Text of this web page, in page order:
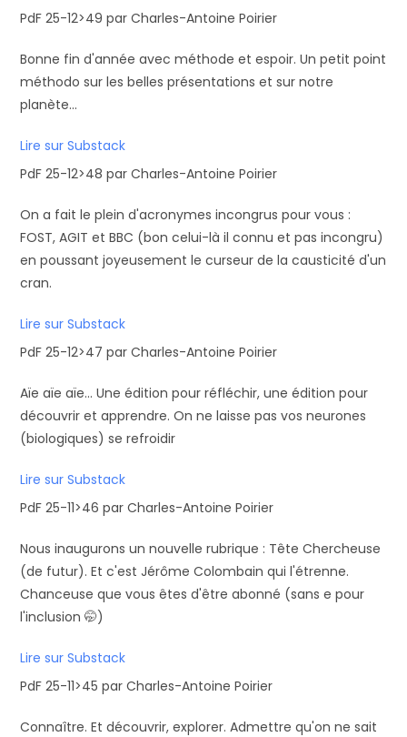
PdF 25-12>49 par Charles-Antoine Poirier
Bonne fin d'année avec méthode et espoir. Un petit point
méthodo sur les belles présentations et sur notre
planète...
Lire sur Substack
PdF 25-12>48 par Charles-Antoine Poirier
On a fait le plein d'acronymes incongrus pour vous :
FOST, AGIT et BBC (bon celui-là il connu et pas incongru)
en poussant joyeusement le curseur de la causticité d'un
cran.
Lire sur Substack
PdF 25-12>47 par Charles-Antoine Poirier
Aïe aïe aïe... Une édition pour réfléchir, une édition pour
découvrir et apprendre. On ne laisse pas vos neurones
(biologiques) se refroidir
Lire sur Substack
PdF 25-11>46 par Charles-Antoine Poirier
Nous inaugurons un nouvelle rubrique : Tête Chercheuse
(de futur). Et c'est Jérôme Colombain qui l'étrenne.
Chanceuse que vous êtes d'être abonné (sans e pour
l'inclusion 🤭)
Lire sur Substack
PdF 25-11>45 par Charles-Antoine Poirier
Connaître. Et découvrir, explorer. Admettre qu'on ne sait